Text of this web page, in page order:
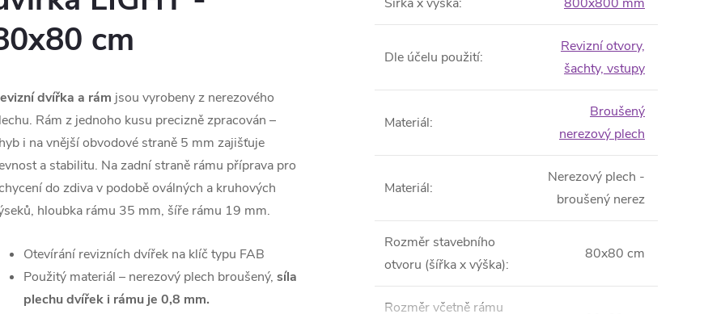
0x80 cm
dvířka a rám jsou vyrobeny z nerezového
Rám z jednoho kusu precizně zpracován –
i na vnější obvodové straně 5 mm zajišťuje
a stabilitu. Na zadní straně rámu příprava pro
do zdiva v podobě oválných a kruhových
hloubka rámu 35 mm, šíře rámu 19 mm.
Otevírání revizních dvířek na klíč typu FAB
Použitý materiál – nerezový plech broušený, síla
plechu dvířek i rámu je 0,8 mm.
Dle účelu použití:
Revizní otvory,
šachty, vstupy
Materiál:
Broušený
nerezový plech
Materiál:
Nerezový plech -
broušený nerez
Rozměr stavebního
otvoru (šířka x výška):
80x80 cm
Rozměr včetně rámu